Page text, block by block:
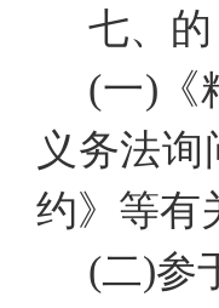
七、的
(一)《
义务法
约》等有
(二)参